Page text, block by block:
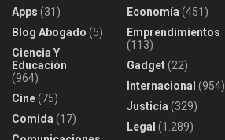
Apps (31)
Blog Abogado (5)
Ciencia Y
Educación
(964)
Cine(75)
Comida (17)
Economía (451)
Emprendimientos
(113)
Gadget(22)
Internacional (954)
Justicia (329)
Legal (1.289)